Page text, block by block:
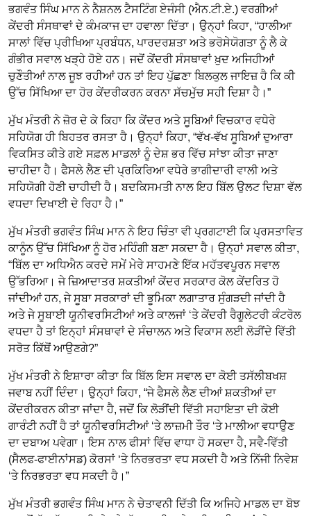
ਭਗਵੰਤ ਸਿੰਘ ਮਾਨ ਨੇ ਨੈਸ਼ਨਲ ਟੈਸਟਿੰਗ ਏਜੰਸੀ (ਐਨ.ਟੀ.ਏ.) ਵਰਗੀਆਂ
ਕੇਂਦਰੀ ਸੰਸਥਾਵਾਂ ਦੇ ਕੰਮਕਾਜ ਦਾ ਹਵਾਲਾ ਦਿੱਤਾ। ਉਨ੍ਹਾਂ ਕਿਹਾ, “ਹਾਲੀਆ
ਸਾਲਾਂ ਵਿੱਚ ਪ੍ਰੀਖਿਆ ਪ੍ਰਬੰਧਨ, ਪਾਰਦਰਸ਼ਤਾ ਅਤੇ ਭਰੋਸੇਯੋਗਤਾ ਨੂੰ ਲੈ ਕੇ
ਗੰਭੀਰ ਸਵਾਲ ਖੜ੍ਹੇ ਹੋਏ ਹਨ। ਜਦੋਂ ਕੇਂਦਰੀ ਸੰਸਥਾਵਾਂ ਖ਼ੁਦ ਅਜਿਹੀਆਂ
ਚੁਣੌਤੀਆਂ ਨਾਲ ਜੂਝ ਰਹੀਆਂ ਹਨ ਤਾਂ ਇਹ ਪੁੱਛਣਾ ਬਿਲਕੁਲ ਜਾਇਜ਼ ਹੈ ਕਿ ਕੀ
ਉੱਚ ਸਿੱਖਿਆ ਦਾ ਹੋਰ ਕੇਂਦਰੀਕਰਨ ਕਰਨਾ ਸੱਚਮੁੱਚ ਸਹੀ ਦਿਸ਼ਾ ਹੈ।”
ਮੁੱਖ ਮੰਤਰੀ ਨੇ ਜ਼ੋਰ ਦੇ ਕੇ ਕਿਹਾ ਕਿ ਕੇਂਦਰ ਅਤੇ ਸੂਬਿਆਂ ਵਿਚਕਾਰ ਵਧੇਰੇ
ਸਹਿਯੋਗ ਹੀ ਬਿਹਤਰ ਰਸਤਾ ਹੈ। ਉਨ੍ਹਾਂ ਕਿਹਾ, “ਵੱਖ-ਵੱਖ ਸੂਬਿਆਂ ਦੁਆਰਾ
ਵਿਕਸਿਤ ਕੀਤੇ ਗਏ ਸਫ਼ਲ ਮਾਡਲਾਂ ਨੂੰ ਦੇਸ਼ ਭਰ ਵਿੱਚ ਸਾਂਝਾ ਕੀਤਾ ਜਾਣਾ
ਚਾਹੀਦਾ ਹੈ। ਫੈਸਲੇ ਲੈਣ ਦੀ ਪ੍ਰਕਿਰਿਆ ਵਧੇਰੇ ਭਾਗੀਦਾਰੀ ਵਾਲੀ ਅਤੇ
ਸਹਿਯੋਗੀ ਹੋਣੀ ਚਾਹੀਦੀ ਹੈ। ਬਦਕਿਸਮਤੀ ਨਾਲ ਇਹ ਬਿੱਲ ਉਲਟ ਦਿਸ਼ਾ ਵੱਲ
ਵਧਦਾ ਦਿਖਾਈ ਦੇ ਰਿਹਾ ਹੈ।”
ਮੁੱਖ ਮੰਤਰੀ ਭਗਵੰਤ ਸਿੰਘ ਮਾਨ ਨੇ ਇਹ ਚਿੰਤਾ ਵੀ ਪ੍ਰਗਟਾਈ ਕਿ ਪ੍ਰਸਤਾਵਿਤ
ਕਾਨੂੰਨ ਉੱਚ ਸਿੱਖਿਆ ਨੂੰ ਹੋਰ ਮਹਿੰਗੀ ਬਣਾ ਸਕਦਾ ਹੈ। ਉਨ੍ਹਾਂ ਸਵਾਲ ਕੀਤਾ,
“ਬਿੱਲ ਦਾ ਅਧਿਐਨ ਕਰਦੇ ਸਮੇਂ ਮੇਰੇ ਸਾਹਮਣੇ ਇੱਕ ਮਹੱਤਵਪੂਰਨ ਸਵਾਲ
ਉੱਭਰਿਆ। ਜੇ ਜ਼ਿਆਦਾਤਰ ਸ਼ਕਤੀਆਂ ਕੇਂਦਰ ਸਰਕਾਰ ਕੋਲ ਕੇਂਦਰਿਤ ਹੋ
ਜਾਂਦੀਆਂ ਹਨ, ਜੇ ਸੂਬਾ ਸਰਕਾਰਾਂ ਦੀ ਭੂਮਿਕਾ ਲਗਾਤਾਰ ਸੁੰਗੜਦੀ ਜਾਂਦੀ ਹੈ
ਅਤੇ ਜੇ ਸੂਬਾਈ ਯੂਨੀਵਰਸਿਟੀਆਂ ਅਤੇ ਕਾਲਜਾਂ ‘ਤੇ ਕੇਂਦਰੀ ਰੈਗੂਲੇਟਰੀ ਕੰਟਰੋਲ
ਵਧਦਾ ਹੈ ਤਾਂ ਇਨ੍ਹਾਂ ਸੰਸਥਾਵਾਂ ਦੇ ਸੰਚਾਲਨ ਅਤੇ ਵਿਕਾਸ ਲਈ ਲੋੜੀਂਦੇ ਵਿੱਤੀ
ਸਰੋਤ ਕਿੱਥੋਂ ਆਉਣਗੇ?”
ਮੁੱਖ ਮੰਤਰੀ ਨੇ ਇਸ਼ਾਰਾ ਕੀਤਾ ਕਿ ਬਿੱਲ ਇਸ ਸਵਾਲ ਦਾ ਕੋਈ ਤਸੱਲੀਬਖਸ਼
ਜਵਾਬ ਨਹੀਂ ਦਿੰਦਾ। ਉਨ੍ਹਾਂ ਕਿਹਾ, “ਜੇ ਫੈਸਲੇ ਲੈਣ ਦੀਆਂ ਸ਼ਕਤੀਆਂ ਦਾ
ਕੇਂਦਰੀਕਰਨ ਕੀਤਾ ਜਾਂਦਾ ਹੈ, ਜਦੋਂ ਕਿ ਲੋੜੀਂਦੀ ਵਿੱਤੀ ਸਹਾਇਤਾ ਦੀ ਕੋਈ
ਗਾਰੰਟੀ ਨਹੀਂ ਹੈ ਤਾਂ ਯੂਨੀਵਰਸਿਟੀਆਂ ‘ਤੇ ਲਾਜ਼ਮੀ ਤੌਰ ‘ਤੇ ਮਾਲੀਆ ਵਧਾਉਣ
ਦਾ ਦਬਾਅ ਪਵੇਗਾ। ਇਸ ਨਾਲ ਫੀਸਾਂ ਵਿੱਚ ਵਾਧਾ ਹੋ ਸਕਦਾ ਹੈ, ਸਵੈ-ਵਿੱਤੀ
(ਸੈਲਫ-ਫਾਈਨਾਂਸਡ) ਕੋਰਸਾਂ ‘ਤੇ ਨਿਰਭਰਤਾ ਵਧ ਸਕਦੀ ਹੈ ਅਤੇ ਨਿੱਜੀ ਨਿਵੇਸ਼
‘ਤੇ ਨਿਰਭਰਤਾ ਵਧ ਸਕਦੀ ਹੈ।”
ਮੁੱਖ ਮੰਤਰੀ ਭਗਵੰਤ ਸਿੰਘ ਮਾਨ ਨੇ ਚੇਤਾਵਨੀ ਦਿੱਤੀ ਕਿ ਅਜਿਹੇ ਮਾਡਲ ਦਾ ਬੋਝ